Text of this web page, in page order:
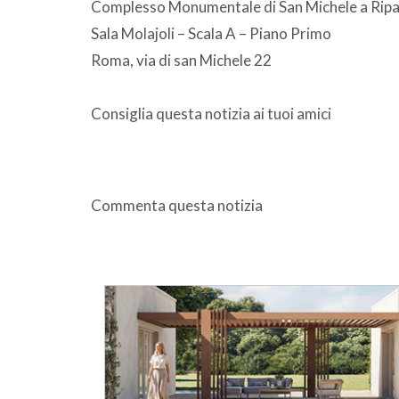
Complesso Monumentale di San Michele a Ripa
Sala Molajoli – Scala A – Piano Primo
Roma, via di san Michele 22
Consiglia questa notizia ai tuoi amici
Commenta questa notizia